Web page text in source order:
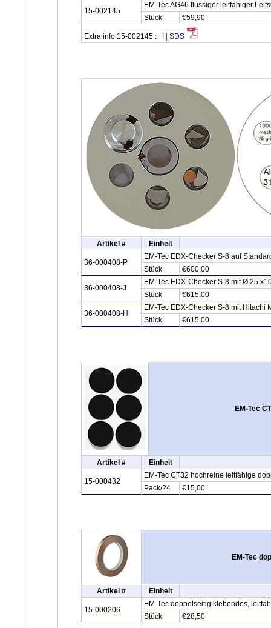
15-002145
EM-Tec AG46 flüssiger leitfähiger
Stück
€59,90
Extra info 15-002145 : SDS
Artikel # Einheit
36-000408-P
EM-Tec EDX-Checker S-8 auf
Stück
€600,00
36-000408-J
EM-Tec EDX-Checker S-8 mit Ø 25
Stück
€615,00
36-000408-H
EM-Tec EDX-Checker S-8 mit Hitachi
Stück
€615,00
EM-Tec
Artikel # Einheit
15-000432
EM-Tec CT32 hochreine leitfähige
Pack/24
€15,00
EM-Tec
Artikel # Einheit
15-000206
EM-Tec doppelseitig klebendes,
Stück
€28,50